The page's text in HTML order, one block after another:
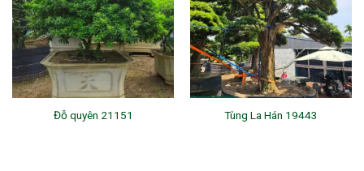
Đỗ quyên 21151 Tùng La Hán 19443